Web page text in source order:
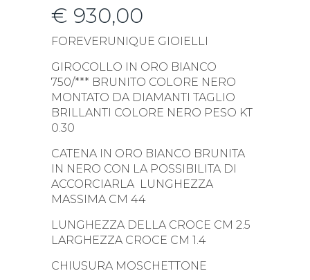
€ 930,00
FOREVERUNIQUE GIOIELLI
GIROCOLLO IN ORO BIANCO
750/*** BRUNITO COLORE NERO
MONTATO DA DIAMANTI TAGLIO
BRILLANTI COLORE NERO PESO KT
0.30
CATENA IN ORO BIANCO BRUNITA
IN NERO CON LA POSSIBILITA DI
ACCORCIARLA LUNGHEZZA
MASSIMA CM 44
LUNGHEZZA DELLA CROCE CM 2.5
LARGHEZZA CROCE CM 1.4
CHIUSURA MOSCHETTONE